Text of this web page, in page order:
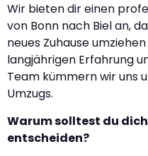
Wir bieten dir einen
von Bonn nach Biel an,
neues Zuhause
langjährigen Erfahrung
Team kümmern wir uns
Umzugs.
Warum solltest du
entscheiden?